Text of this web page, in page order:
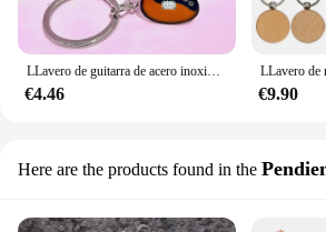
LLavero de guitarra de acero inoxidable de Metal cruzado, accesorio colgante de instrumento único de moda colorida de Hip Hop, venta al por mayor
€4.46 €9.90
Here are the products found in the